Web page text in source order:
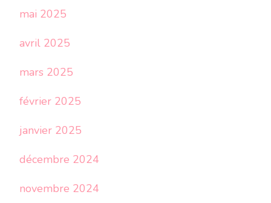
mai 2025
avril 2025
mars 2025
février 2025
janvier 2025
décembre 2024
novembre 2024